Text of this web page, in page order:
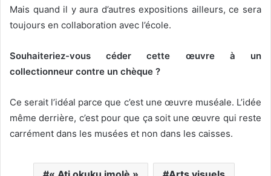
Mais quand il y aura d’autres expositions ailleurs, ce sera
toujours en collaboration avec l’école.
Souhaiteriez-vous céder cette œuvre à un
collectionneur contre un chèque ?
Ce serait l’idéal parce que c’est une œuvre muséale. L’idée
même derrière, c’est pour que ça soit une œuvre qui reste
carrément dans les musées et non dans les caisses.